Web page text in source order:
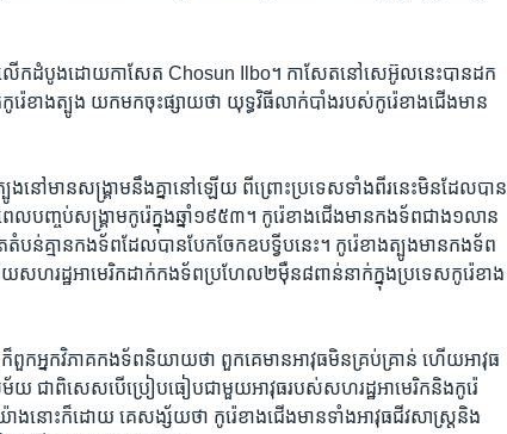
ើក​ដំបូង​ដោយ​កាសែត​ Chosun Ilbo។ ​កាសែត​នៅ​សេអ៊ូល​នេះ​បាន​ដក
េ​ខាងត្បូង​ យក​មក​ចុះ​ផ្សាយ​ថា​ ​យុទ្ធ​វិធី​លាក់​បាំង​របស់​កូរ៉េ​ខាងជើង​មាន
បូង​នៅ​មាន​សង្គ្រាម​នឹង​គ្នា​នៅ​ឡើយ​ ពីព្រោះ​ប្រទេស​ទាំង​ពីរ​នេះ​មិន​ដែល​បាន​
បញ្ចប់​សង្គ្រាម​កូរ៉េ​ក្នុង​ឆ្នាំ​១៩៥៣។ ​កូរ៉េ​ខាងជើង​មាន​កងទ័ព​ជាង​១​លាន​
បន់​គ្មាន​កងទ័ព​ដែល​បាន​បែក​ចែក​ឧបទ្វីប​នេះ។​ កូរ៉េ​ខាងត្បូង​មាន​កង​ទ័ព​
សហ​រដ្ឋ​អាមេរិក​ដាក់​កងទ័ព​ប្រហែល​២​ម៉ឺន​៨​ពាន់​នាក់​ក្នុង​ប្រទេស​កូរ៉េ​ខាង
ក៏​ពួក​អ្នក​វិភាគ​កងទ័ព​និយាយ​ថា​ ​ពួក​គេ​មាន​អាវុធ​មិន​គ្រប់គ្រាន់​ ​ហើយ​អាវុធ​
ាពិសេស​បើ​ប្រៀប​ធៀប​ជាមួយ​អាវុធ​របស់​សហ​រដ្ឋ​អាមេរិក​និង​កូរ៉េ​
ាង​នោះ​ក៏ដោយ​ ​គេ​សង្ស័យ​ថា​ កូរ៉េ​ខាងជើង​មាន​ទាំង​អាវុធ​ជីវសាស្រ្ត​និង​